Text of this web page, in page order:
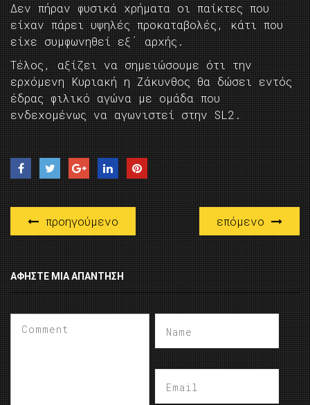
Δεν πήραν φυσικά χρήματα οι παίκτες που
είχαν πάρει υψηλές προκαταβολές, κάτι που
είχε συμφωνηθεί εξ΄ αρχής.
Τέλος, αξίζει να σημειώσουμε ότι την
ερχόμενη Κυριακή η Ζάκυνθος θα δώσει εντός
έδρας φιλικό αγώνα με ομάδα που
ενδεχομένως να αγωνιστεί στην SL2.
προηγούμενο επόμενο
ΑΦΉΣΤΕ ΜΙΑ ΑΠΆΝΤΗΣΗ